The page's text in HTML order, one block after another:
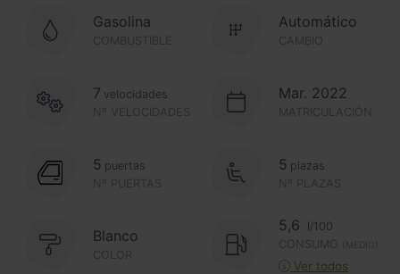
Gasolina
COMBUSTIBLE CAMBIO
Automático
Nº VELOCIDADES
7 velocidades Mar. 2022
MATRICULACIÓN
Nº PUERTAS
5 puertas
Nº PLAZAS
5 plazas
Blanco
COLOR
5,6
l/100
CONSUMO
(MEDIO)
Ver todos